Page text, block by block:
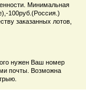
Минимальная
100руб.(Россия.)
заказанных лотов,
нужен Ваш номер
почты. Возможна